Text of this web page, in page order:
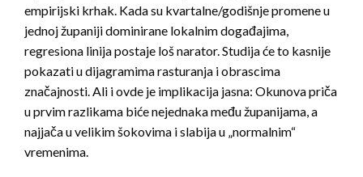
empirijski krhak. Kada su kvartalne/godišnje promene u
jednoj županiji dominirane lokalnim događajima,
regresiona linija postaje loš narator. Studija će to kasnije
pokazati u dijagramima rasturanja i obrascima
značajnosti. Ali i ovde je implikacija jasna: Okunova priča
u prvim razlikama biće nejednaka među županijama, a
najjača u velikim šokovima i slabija u „normalnim“
vremenima.